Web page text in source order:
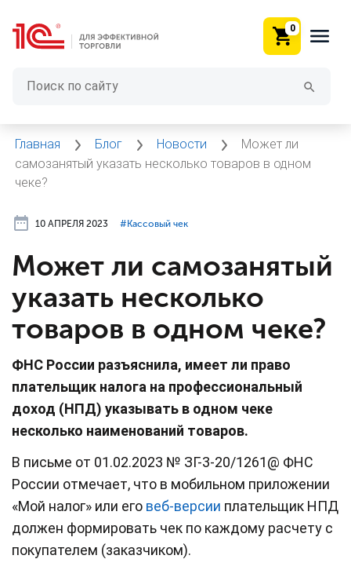
0
Главная Блог Новости
Может ли
самозанятый указать несколько товаров в одном
чеке?
10 АПРЕЛЯ 2023 #⁣Кассовый чек
Может ли самозанятый
указать несколько
товаров в одном чеке?
ФНС России разъяснила, имеет ли право
плательщик налога на профессиональный
доход (НПД) указывать в одном чеке
несколько наименований товаров.
В письме от 01.02.2023 № ЗГ-3-20/1261@ ФНС
России отмечает, что в мобильном приложении
«Мой налог» или его веб-версии плательщик НПД
должен формировать чек по каждому расчету с
покупателем (заказчиком).